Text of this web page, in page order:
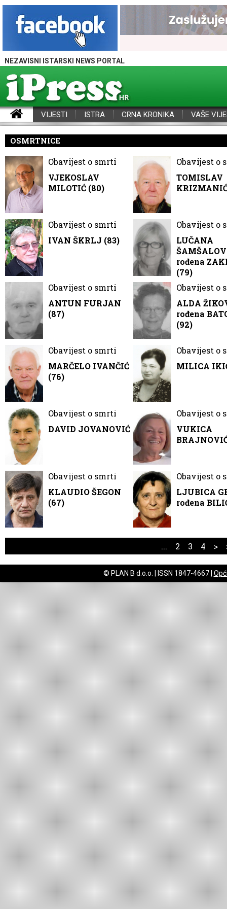
NEZAVISNI ISTARSKI NEWS PORTAL
VIJESTI ISTRA CRNA KRONIKA VAŠE
OSMRTNICE
Obavijest o smrti
VJEKOSLAV
MILOTIĆ (80)
Obavijest o
TOMISLAV
Obavijest o smrti
IVAN ŠKRLJ (83)
Obavijest o
LUČANA
rođena
(79)
Obavijest o smrti
ANTUN FURJAN
(87)
Obavijest o
ALDA
rođena
(92)
Obavijest o smrti
MARČELO IVANČIĆ
(76)
Obavijest o
MILICA
Obavijest o smrti
DAVID JOVANOVIĆ
Obavijest o
VUKICA
Obavijest o smrti
KLAUDIO ŠEGON
(67)
Obavijest o
LJUBICA
rođena
... 2 3 4 >
© PLAN B d.o.o. | ISSN 1847-4667 |